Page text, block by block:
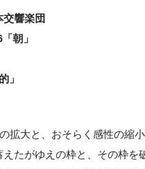
響楽団
朝」
」
拡大と、おそらく感性の縮小
たがゆえの枠と、その枠を